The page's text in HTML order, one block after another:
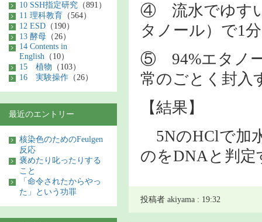
④ 流水でゆすい
タノール）で1
⑤ 94%エタノー
常のごとく封入
【結果】
5NのHClで加
のをDNAと判定
投稿者 akiyama : 19:32
10 SSH指定研究 （891）
11 理科教育 （564）
12 ESD （190）
13 酵母 （26）
14 Contents in
English （10）
15 植物 （103）
16 実験操作 （26）
最近のエントリー
核染色のためのFeulgen
反応
褒めたり叱ったりする
こと
「命令されたからやっ
た」という功罪